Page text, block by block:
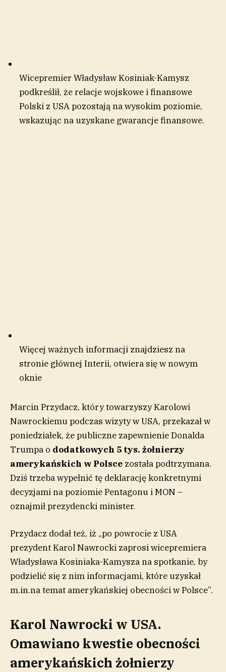
Wicepremier Władysław Kosiniak-Kamysz
podkreślił, że relacje wojskowe i finansowe
Polski z USA pozostają na wysokim poziomie,
wskazując na uzyskane gwarancje finansowe.
Więcej ważnych informacji znajdziesz na
stronie głównej Interii, otwiera się w nowym
oknie
Marcin Przydacz, który towarzyszy Karolowi
Nawrockiemu podczas wizyty w USA, przekazał w
poniedziałek, że publiczne zapewnienie Donalda
Trumpa o dodatkowych 5 tys. żołnierzy
amerykańskich w Polsce została podtrzymana.
Dziś trzeba wypełnić tę deklarację konkretnymi
decyzjami na poziomie Pentagonu i MON –
oznajmił prezydencki minister.
Przydacz dodał też, iż „po powrocie z USA
prezydent Karol Nawrocki zaprosi wicepremiera
Władysława Kosiniaka-Kamysza na spotkanie, by
podzielić się z nim informacjami, które uzyskał
m.in.na temat amerykańskiej obecności w Polsce”.
Karol Nawrocki w USA.
Omawiano kwestie obecności
amerykańskich żołnierzy